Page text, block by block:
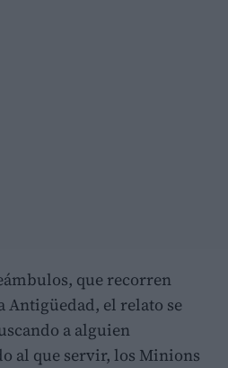
que recorren
Antigüedad, el relato se
a alguien
al que servir, los Minions